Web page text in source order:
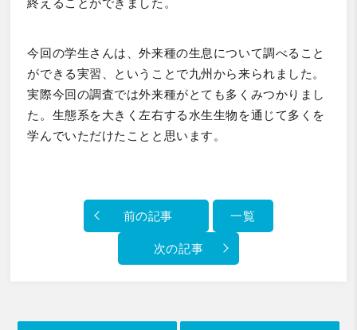
今回の学生さんは、外来種の生息について調べること
ができる実習、ということで九州から来られました。
実際今回の調査では外来種がとても多くみつかりまし
た。生態系を大きく左右する水生生物を通じて多くを
学んでいただけたことと思います。
前の記事 一覧
次の記事